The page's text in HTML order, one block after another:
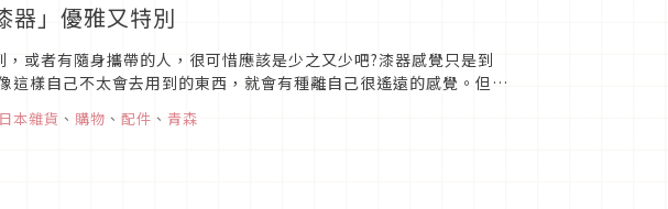
器」優雅又特別
或者有隨身攜帶的人，很可惜應該是少之又少吧?漆器感覺只是到
樣自己不太會去用到的東西，就會有種離自己很遙遠的感覺。但
叫LANDPROTECT（ランドプロテクト）的...
日本雜貨 、 購物 、 配件 、 青森